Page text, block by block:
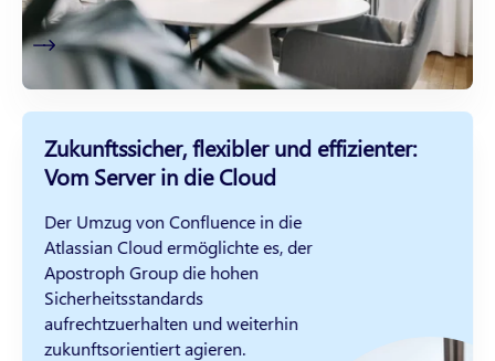
Zukunftssicher, flexibler und effizienter:
Vom Server in die Cloud
Der Umzug von Confluence in die
Atlassian Cloud ermöglichte es, der
Apostroph Group die hohen
Sicherheitsstandards
aufrechtzuerhalten und weiterhin
zukunftsorientiert agieren.